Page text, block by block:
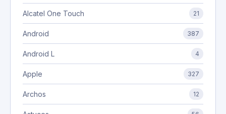
Alcatel One Touch 21
Android 387
Android L 4
Apple 327
Archos 12